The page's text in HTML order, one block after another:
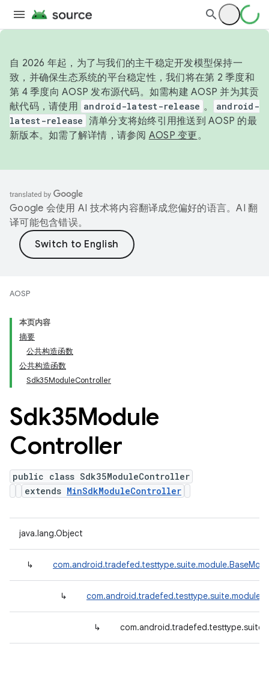
自 2026 年起，为了与我们的主干稳定开发模型保持一
致，并确保生态系统的平台稳定性，我们将在第 2 季度和
第 4 季度向 AOSP 发布源代码。如需构建 AOSP 并为其贡
献代码，请使用 android-latest-release 。
android-
latest-release 清单分支将始终引用推送到 AOSP 的最
新版本。如需了解详情，请参阅 AOSP 变更。
Google 会使用 AI 技术将内容翻译成您偏好的语言。AI 翻
译可能包含错误。
AOSP
本页内容
摘要
公共构造函数
公共构造函数
Sdk35ModuleController
Sdk35Module
Controller
public class Sdk35ModuleController
extends MinSdkModuleController
java.lang.Object
↳
↳
↳